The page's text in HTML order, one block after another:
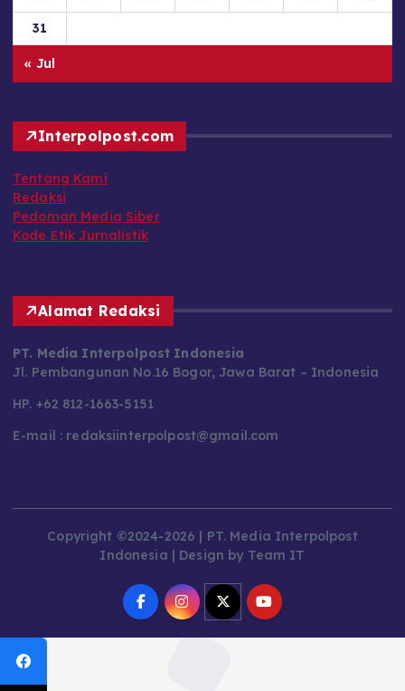
31
« Jul
Interpolpost.com
Tentang Kami
Redaksi
Pedoman Media Siber
Kode Etik Jurnalistik
Alamat Redaksi
PT. Media Interpolpost Indonesia
Jl. Pembangunan No.16 Bogor, Jawa Barat – Indonesia
HP. +62 812-1663-5151
E-mail : redaksiinterpolpost@gmail.com
Copyright ©2024-2026 | PT. Media Interpolpost
Indonesia | Design by Team IT